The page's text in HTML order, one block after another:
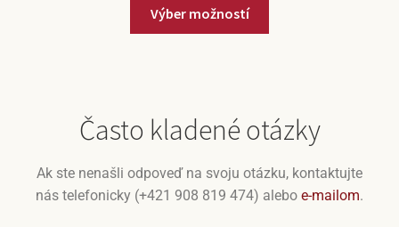
Výber možností
Často kladené otázky
Ak ste nenašli odpoveď na svoju otázku, kontaktujte
nás telefonicky (+421 908 819 474) alebo e-mailom.